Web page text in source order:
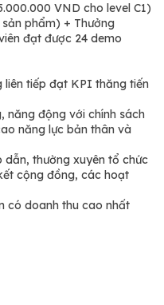
VND cho level C1)
phẩm) + Thưởng
đạt được 24 demo
liên tiếp đạt KPI thăng tiến
năng động với chính sách
năng lực bản thân và
dẫn, thường xuyên tổ chức
cộng đồng, các hoạt
có doanh thu cao nhất